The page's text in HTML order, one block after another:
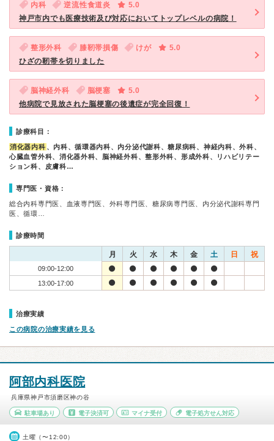
内科 逆流性食道炎
5.0
神戸市内でも医療技術及び対応においてトップレベルの病院！
整形外科 膝靭帯損傷 けが
5.0
ひざの靭帯を切りました
脳神経外科 脳梗塞
5.0
他病院で見放された脳梗塞の後遺症が完全回復！
診療科目：
消化器内科 、内科、循環器内科、内分泌代謝科、糖尿病科、神経内科、外科、
心臓血管外科、消化器外科、脳神経外科、整形外科、形成外科、リハビリテー
ション科、皮膚科…
専門医・資格：
総合内科専門医、血液専門医、外科専門医、糖尿病専門医、内分泌代謝科専門
医、循環…
診療時間
月 火 水 木 金 土 日 祝
09:00-12:00
13:00-17:00
治療実績
この病院の治療実績を見る
阿部内科医院
兵庫県神戸市須磨区神の谷
駐車場あり 電子決済可 マイナ受付 電子処方せん対応
土曜（〜12:00）